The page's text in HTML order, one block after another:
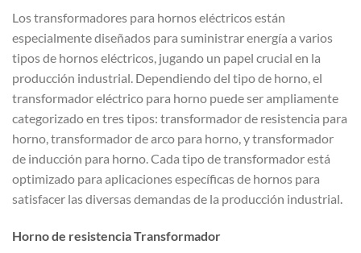
Los transformadores para hornos eléctricos están
especialmente diseñados para suministrar energía a varios
tipos de hornos eléctricos, jugando un papel crucial en la
producción industrial. Dependiendo del tipo de horno, el
transformador eléctrico para horno puede ser ampliamente
categorizado en tres tipos: transformador de resistencia para
horno, transformador de arco para horno, y transformador
de inducción para horno. Cada tipo de transformador está
optimizado para aplicaciones específicas de hornos para
satisfacer las diversas demandas de la producción industrial.
Horno de resistencia Transformador